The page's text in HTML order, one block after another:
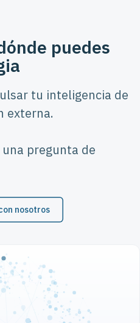
puedes
tu inteligencia de
externa.
pregunta de
nosotros